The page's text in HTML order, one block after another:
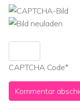
CAPTCHA Code*